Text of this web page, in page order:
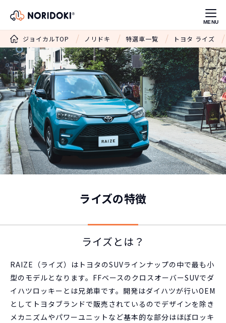
MENU
ジョイカルTOP ノリドキ 特選車一覧 トヨタ ライズ
ライズの特徴
ライズとは？
RAIZE（ライズ）はトヨタのSUVラインナップの中で最も小
型のモデルとなります。FFベースのクロスオーバーSUVでダ
イハツロッキーとは兄弟車です。開発はダイハツが行いOEM
としてトヨタブランドで販売されているのでデザインを除き
メカニズムやパワーユニットなど基本的な部分はほぼロッキ